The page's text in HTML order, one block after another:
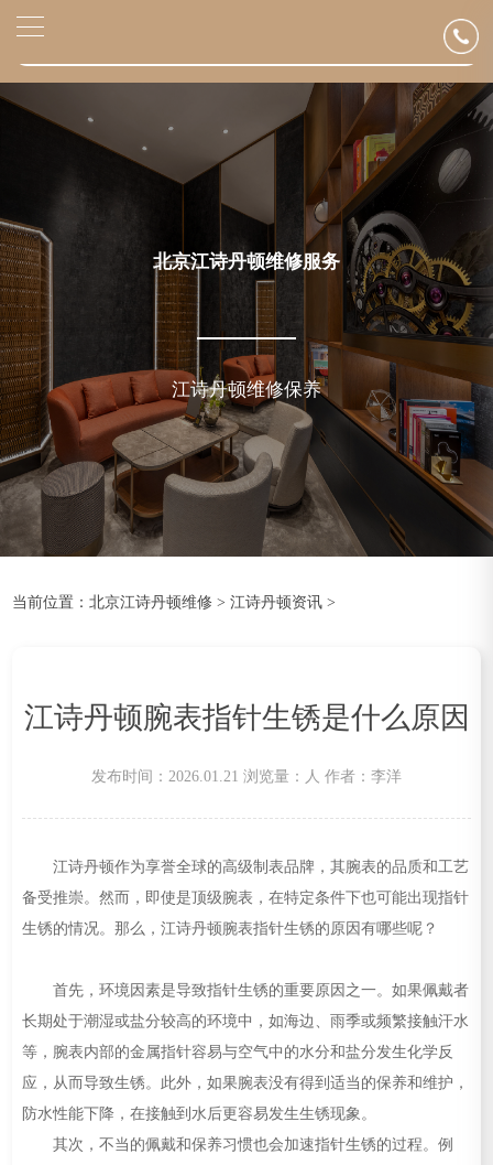
▲
▼
2026年6月江诗丹顿售后服务中心最新网点地址：
北京市东城区东长安街1号东方广场写字楼W3座6层602室（需提前预约）
北京市朝阳区建国门外大街甲6号华熙国际中心写字楼D座11层1102室（需提前预约）
北京江诗丹顿维修服务
江诗丹顿维修保养
当前位置：北京江诗丹顿维修 >江诗丹顿资讯 >
江诗丹顿腕表指针生锈是什么原因
发布时间：2026.01.21 浏览量： 人 作者：李洋
江诗丹顿作为享誉全球的高级制表品牌，其腕表的品质和工艺
备受推崇。然而，即使是顶级腕表，在特定条件下也可能出现指针
生锈的情况。那么，江诗丹顿腕表指针生锈的原因有哪些呢？
首先，环境因素是导致指针生锈的重要原因之一。如果佩戴者
长期处于潮湿或盐分较高的环境中，如海边、雨季或频繁接触汗水
等，腕表内部的金属指针容易与空气中的水分和盐分发生化学反
应，从而导致生锈。此外，如果腕表没有得到适当的保养和维护，
防水性能下降，在接触到水后更容易发生生锈现象。
其次，不当的佩戴和保养习惯也会加速指针生锈的过程。例